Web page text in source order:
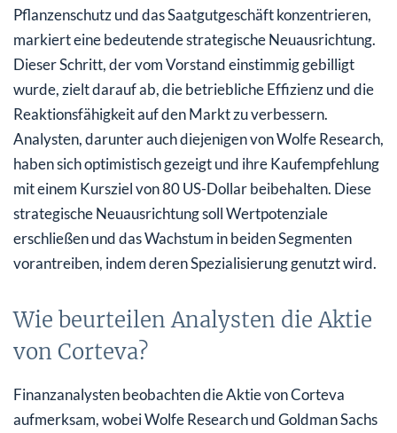
Pflanzenschutz und das Saatgutgeschäft konzentrieren,
markiert eine bedeutende strategische Neuausrichtung.
Dieser Schritt, der vom Vorstand einstimmig gebilligt
wurde, zielt darauf ab, die betriebliche Effizienz und die
Reaktionsfähigkeit auf den Markt zu verbessern.
Analysten, darunter auch diejenigen von Wolfe Research,
haben sich optimistisch gezeigt und ihre Kaufempfehlung
mit einem Kursziel von 80 US-Dollar beibehalten. Diese
strategische Neuausrichtung soll Wertpotenziale
erschließen und das Wachstum in beiden Segmenten
vorantreiben, indem deren Spezialisierung genutzt wird.
Wie beurteilen Analysten die Aktie
von Corteva?
Finanzanalysten beobachten die Aktie von Corteva
aufmerksam, wobei Wolfe Research und Goldman Sachs